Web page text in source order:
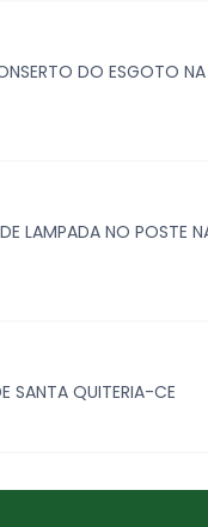
DO ESGOTO
LAMPADA NO POSTE
SANTA QUITERIA-CE